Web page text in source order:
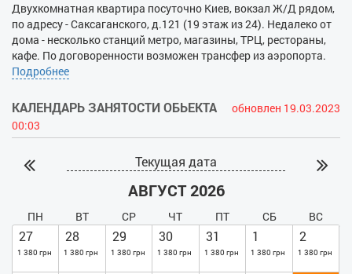
Двухкомнатная квартира посуточно Киев, вокзал Ж/Д рядом,
по адресу - Саксаганского, д.121 (19 этаж из 24). Недалеко от
дома - несколько станций метро, магазины, ТРЦ, рестораны,
кафе. По договоренности возможен трансфер из аэропорта.
Есть где провести время и удобно добираться в любой район
балкона, выполнен дизайнерский ремонт, а интерьер комнат
обустроен со вкусом. Есть все необходимое - от мебели до
техники. Всего 4 спальных места - удобный диван и
бесплатный Wi-Fi. На кухне - холодильник, СВЧ, полный набор
Подробнее
КАЛЕНДАРЬ ЗАНЯТОСТИ ОБЬЕКТА
обновлен 19.03.2023
00:03
Текущая дата
АВГУСТ 2026
ПН ВТ СР ЧТ ПТ СБ ВС
27
1 380 грн
28
1 380 грн
29
1 380 грн
30
1 380 грн
31
1 380 грн
1
1 380 грн
2
1 380 грн